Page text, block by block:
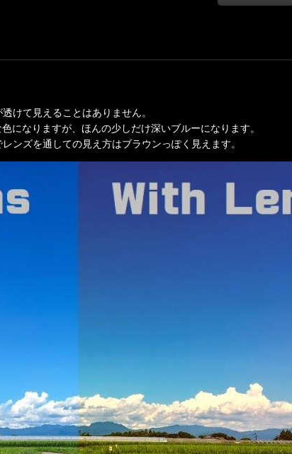
けて見えることはありません。
になりますが、ほんの少しだけ深いブルーになります。
ンズを通しての見え方はブラウンっぽく見えます。